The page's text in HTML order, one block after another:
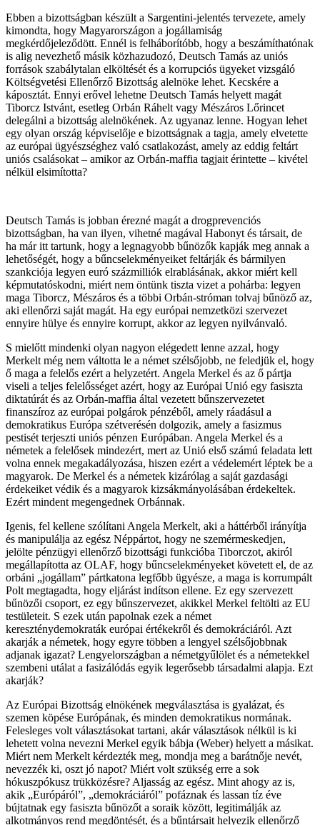
Ebben a bizottságban készült a Sargentini-jelentés tervezete, amely
kimondta, hogy Magyarországon a jogállamiság
megkérdőjeleződött. Ennél is felháborítóbb, hogy a beszámíthatónak
is alig nevezhető másik közhazudozó, Deutsch Tamás az uniós
források szabálytalan elköltését és a korrupciós ügyeket vizsgáló
Költségvetési Ellenőrző Bizottság alelnöke lehet. Kecskére a
káposztát. Ennyi erővel lehetne Deutsch Tamás helyett magát
Tiborcz Istvánt, esetleg Orbán Ráhelt vagy Mészáros Lőrincet
delegálni a bizottság alelnökének. Az ugyanaz lenne. Hogyan lehet
egy olyan ország képviselője e bizottságnak a tagja, amely elvetette
az európai ügyészséghez való csatlakozást, amely az eddig feltárt
uniós csalásokat – amikor az Orbán-maffia tagjait érintette – kivétel
nélkül elsimította?
Deutsch Tamás is jobban érezné magát a drogprevenciós
bizottságban, ha van ilyen, vihetné magával Habonyt és társait, de
ha már itt tartunk, hogy a legnagyobb bűnözők kapják meg annak a
lehetőségét, hogy a bűncselekményeiket feltárják és bármilyen
szankciója legyen euró százmilliók elrablásának, akkor miért kell
képmutatóskodni, miért nem öntünk tiszta vizet a pohárba: legyen
maga Tiborcz, Mészáros és a többi Orbán-stróman tolvaj bűnöző az,
aki ellenőrzi saját magát. Ha egy európai nemzetközi szervezet
ennyire hülye és ennyire korrupt, akkor az legyen nyilvánvaló.
S mielőtt mindenki olyan nagyon elégedett lenne azzal, hogy
Merkelt még nem váltotta le a német szélsőjobb, ne feledjük el, hogy
ő maga a felelős ezért a helyzetért. Angela Merkel és az ő pártja
viseli a teljes felelősséget azért, hogy az Európai Unió egy fasiszta
diktatúrát és az Orbán-maffia által vezetett bűnszervezetet
finanszíroz az európai polgárok pénzéből, amely ráadásul a
demokratikus Európa szétverésén dolgozik, amely a fasizmus
pestisét terjeszti uniós pénzen Európában. Angela Merkel és a
németek a felelősek mindezért, mert az Unió első számú feladata lett
volna ennek megakadályozása, hiszen ezért a védelemért léptek be a
magyarok. De Merkel és a németek kizárólag a saját gazdasági
érdekeiket védik és a magyarok kizsákmányolásában érdekeltek.
Ezért mindent megengednek Orbánnak.
Igenis, fel kellene szólítani Angela Merkelt, aki a háttérből irányítja
és manipulálja az egész Néppártot, hogy ne szemérmeskedjen,
jelölte pénzügyi ellenőrző bizottsági funkcióba Tiborczot, akiról
megállapította az OLAF, hogy bűncselekményeket követett el, de az
orbáni „jogállam” pártkatona legfőbb ügyésze, a maga is korrumpált
Polt megtagadta, hogy eljárást indítson ellene. Ez egy szervezett
bűnözői csoport, ez egy bűnszervezet, akikkel Merkel feltölti az EU
testületeit. S ezek után papolnak ezek a német
kereszténydemokraták európai értékekről és demokráciáról. Azt
akarják a németek, hogy egyre többen a lengyel szélsőjobbnak
adjanak igazat? Lengyelországban a németgyűlölet és a németekkel
szembeni utálat a fasizálódás egyik legerősebb társadalmi alapja. Ezt
akarják?
Az Európai Bizottság elnökének megválasztása is gyalázat, és
szemen köpése Európának, és minden demokratikus normának.
Felesleges volt választásokat tartani, akár választások nélkül is ki
lehetett volna nevezni Merkel egyik bábja (Weber) helyett a másikat.
Miért nem Merkelt kérdezték meg, mondja meg a barátnője nevét,
nevezzék ki, oszt jó napot? Miért volt szükség erre a sok
hókuszpókusz trükközésre? Aljasság az egész. Mint ahogy az is,
akik „Európáról”, „demokráciáról” pofáznak és lassan tíz éve
bújtatnak egy fasiszta bűnözőt a soraik között, legitimálják az
alkotmányos rend megdöntését, és a bűntársait helyezik ellenőrző